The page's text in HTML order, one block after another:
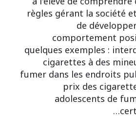
règles gérant la société
de
comportement
quelques exemples :
cigarettes à des
fumer dans les endroits
prix des
adolescents de